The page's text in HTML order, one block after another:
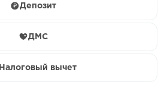
Депозит
ДМС
Налоговый вычет